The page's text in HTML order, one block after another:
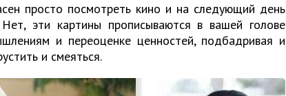
просто посмотреть кино и на следующий день
эти картины прописываются в вашей голове
и переоценке ценностей, подбадривая и
и смеяться.